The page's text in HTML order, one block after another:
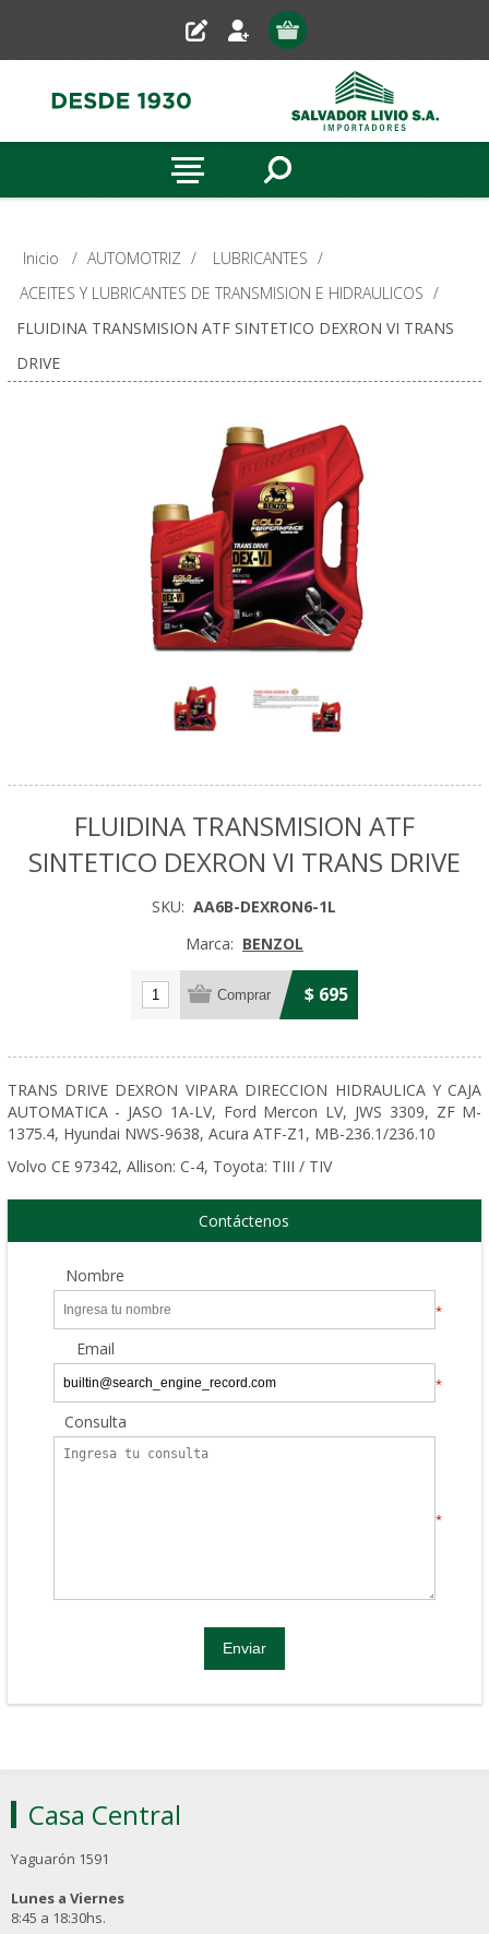
Inicio / AUTOMOTRIZ / LUBRICANTES /
ACEITES Y LUBRICANTES DE TRANSMISION E HIDRAULICOS /
FLUIDINA TRANSMISION ATF SINTETICO DEXRON VI TRANS
DRIVE
FLUIDINA TRANSMISION ATF
SINTETICO DEXRON VI TRANS DRIVE
SKU: AA6B-DEXRON6-1L
Marca: BENZOL
$ 695
TRANS DRIVE DEXRON VIPARA DIRECCION HIDRAULICA Y CAJA
AUTOMATICA - JASO 1A-LV, Ford Mercon LV, JWS 3309, ZF M-
1375.4, Hyundai NWS-9638, Acura ATF-Z1, MB-236.1/236.10
Volvo CE 97342, Allison: C-4, Toyota: TIII / TIV
Contáctenos
Nombre
*
Email
*
Consulta
*
Casa Central
Yaguarón 1591
Lunes a Viernes
8:45 a 18:30hs.